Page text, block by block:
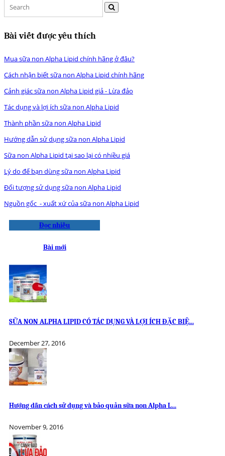
Bài viết được yêu thích
Mua sữa non Alpha Lipid chính hãng ở đâu?
Cách nhận biết sữa non Alpha Lipid chính hãng
Cảnh giác sữa non Alpha Lipid giả - Lừa đảo
Tác dụng và lợi ích sữa non Alpha Lipid
Thành phần sữa non Alpha Lipid
Hướng dẫn sử dụng sữa non Alpha Lipid
Sữa non Alpha Lipid tại sao lại có nhiều giá
Lý do để bạn dùng sữa non Alpha Lipid
Đối tượng sử dụng sữa non Alpha Lipid
Nguồn gốc - xuất xứ của sữa non Alpha Lipid
Đọc nhiều
Bài mới
SỮA NON ALPHA LIPID CÓ TÁC DỤNG VÀ LỢI ÍCH ĐẶC BIỆ...
December 27, 2016
Hướng dẫn cách sử dụng và bảo quản sữa non Alpha L...
November 9, 2016